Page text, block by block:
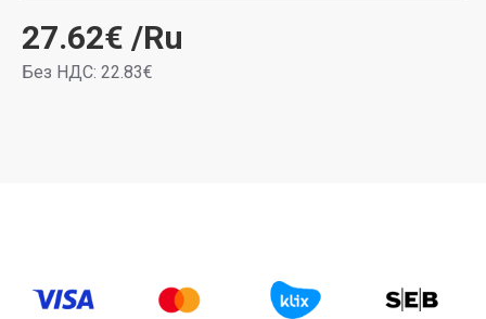
27.62€ /Ru
Без НДС: 22.83€